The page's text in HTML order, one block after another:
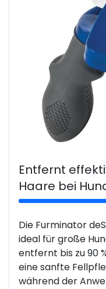
Entfernt
Haare bei
Die Furminator
ideal für große
entfernt bis zu 90
eine sanfte
während der